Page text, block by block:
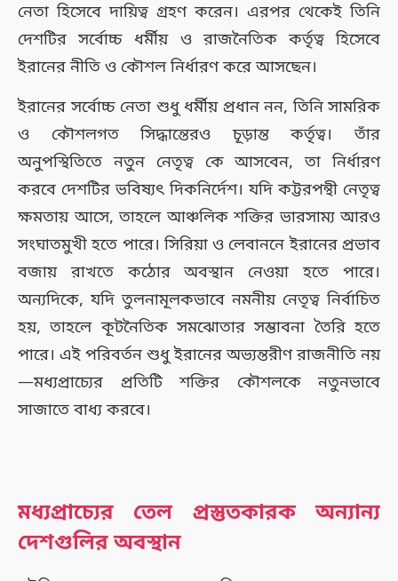
নেতা হিসেবে দায়িত্ব গ্রহণ করেন। এরপর থেকেই তিনি
দেশটির সর্বোচ্চ ধর্মীয় ও রাজনৈতিক কর্তৃত্ব হিসেবে
ইরানের নীতি ও কৌশল নির্ধারণ করে আসছেন।
ইরানের সর্বোচ্চ নেতা শুধু ধর্মীয় প্রধান নন, তিনি সামরিক
ও কৌশলগত সিদ্ধান্তেরও চূড়ান্ত কর্তৃত্ব। তাঁর
অনুপস্থিতিতে নতুন নেতৃত্ব কে আসবেন, তা নির্ধারণ
করবে দেশটির ভবিষ্যৎ দিকনির্দেশ। যদি কট্টরপন্থী নেতৃত্ব
ক্ষমতায় আসে, তাহলে আঞ্চলিক শক্তির ভারসাম্য আরও
সংঘাতমুখী হতে পারে। সিরিয়া ও লেবাননে ইরানের প্রভাব
বজায় রাখতে কঠোর অবস্থান নেওয়া হতে পারে।
অন্যদিকে, যদি তুলনামূলকভাবে নমনীয় নেতৃত্ব নির্বাচিত
হয়, তাহলে কূটনৈতিক সমঝোতার সম্ভাবনা তৈরি হতে
পারে। এই পরিবর্তন শুধু ইরানের অভ্যন্তরীণ রাজনীতি নয়
—মধ্যপ্রাচ্যের প্রতিটি শক্তির কৌশলকে নতুনভাবে
সাজাতে বাধ্য করবে।
মধ্যপ্রাচ্যের তেল প্রস্তুতকারক অন্যান্য
দেশগুলির অবস্থান